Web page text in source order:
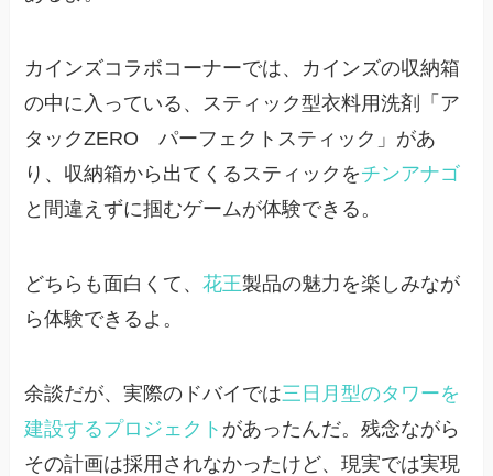
カインズコラボコーナーでは、カインズの収納箱
の中に入っている、スティック型衣料用洗剤「ア
タックZERO パーフェクトスティック」があ
り、収納箱から出てくるスティックをチンアナゴ
と間違えずに掴むゲームが体験できる。
どちらも面白くて、花王製品の魅力を楽しみなが
ら体験できるよ。
余談だが、実際のドバイでは三日月型のタワーを
建設するプロジェクト があったんだ。残念ながら
その計画は採用されなかったけど、現実では実現